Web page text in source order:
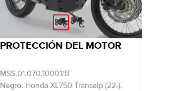
PROTECCIÓN DEL MOTOR
MSS.01.070.10001/B
Negro. Honda XL750 Transalp (22-).